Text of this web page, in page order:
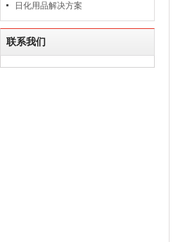
日化用品解决方案
联系我们